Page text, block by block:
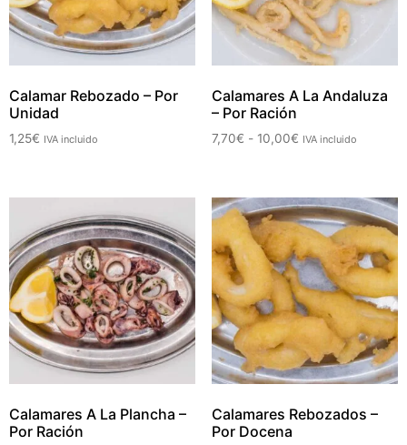
Calamar Rebozado – Por
Unidad
1,25€ IVA incluido
Calamares A La Andaluza
– Por Ración
7,70€ - 10,00€ IVA incluido
Calamares A La Plancha –
Por Ración
Calamares Rebozados –
Por Docena